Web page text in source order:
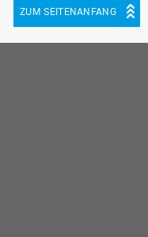
ZUM SEITENANFANG